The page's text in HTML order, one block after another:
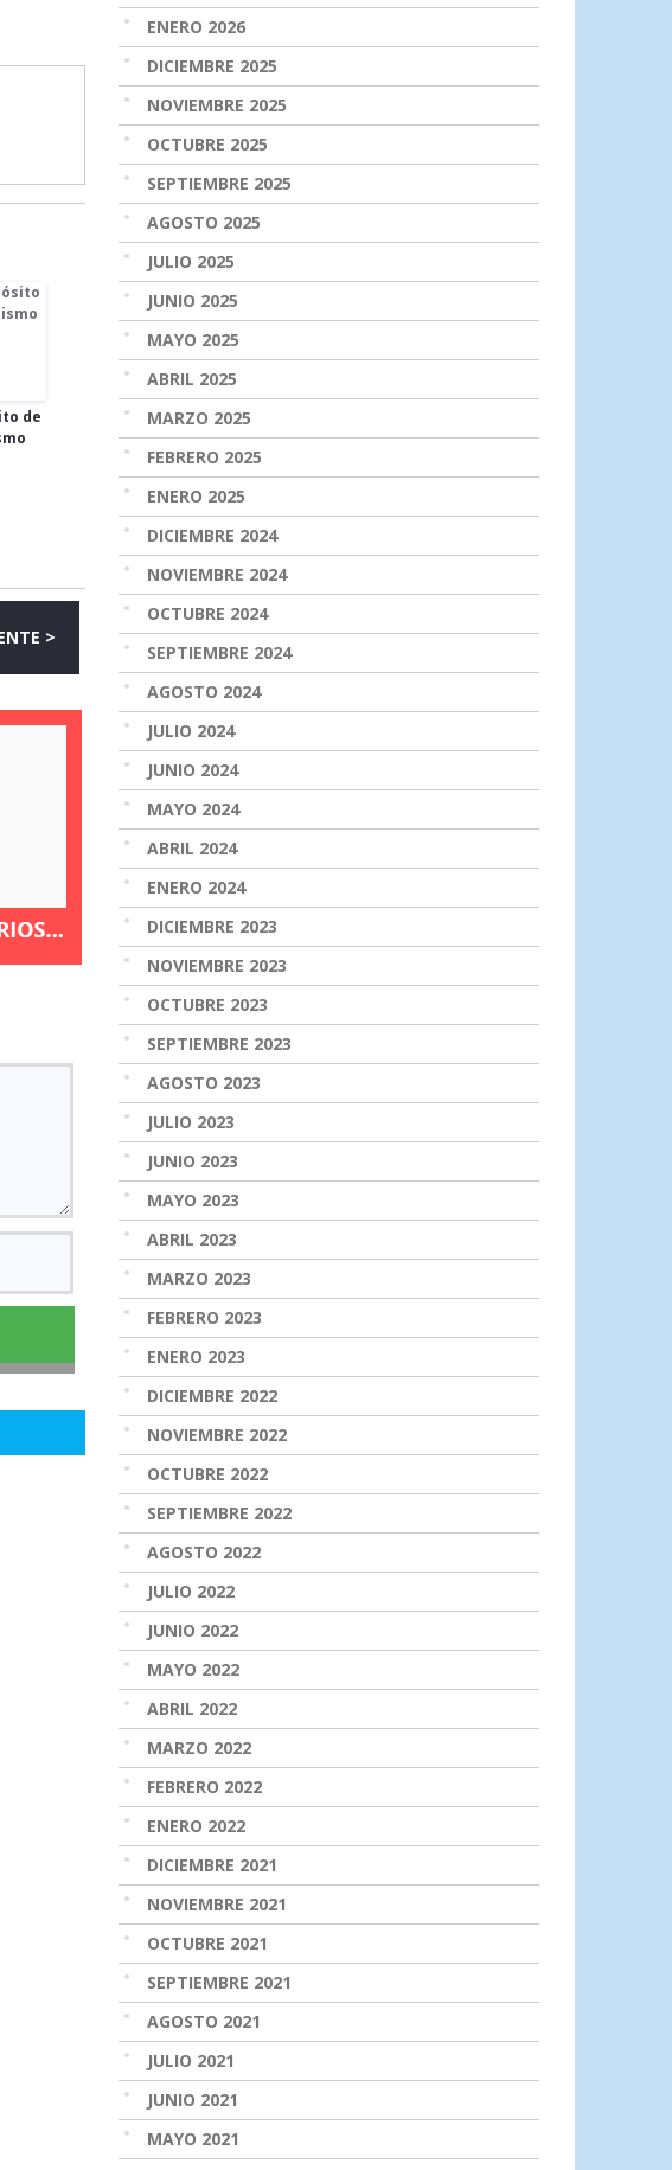
de
>
ENERO 2026
DICIEMBRE 2025
NOVIEMBRE 2025
OCTUBRE 2025
SEPTIEMBRE 2025
AGOSTO 2025
JULIO 2025
JUNIO 2025
MAYO 2025
ABRIL 2025
MARZO 2025
FEBRERO 2025
ENERO 2025
DICIEMBRE 2024
NOVIEMBRE 2024
OCTUBRE 2024
SEPTIEMBRE 2024
AGOSTO 2024
JULIO 2024
JUNIO 2024
MAYO 2024
ABRIL 2024
ENERO 2024
DICIEMBRE 2023
NOVIEMBRE 2023
OCTUBRE 2023
SEPTIEMBRE 2023
AGOSTO 2023
JULIO 2023
JUNIO 2023
MAYO 2023
ABRIL 2023
MARZO 2023
FEBRERO 2023
ENERO 2023
DICIEMBRE 2022
NOVIEMBRE 2022
OCTUBRE 2022
SEPTIEMBRE 2022
AGOSTO 2022
JULIO 2022
JUNIO 2022
MAYO 2022
ABRIL 2022
MARZO 2022
FEBRERO 2022
ENERO 2022
DICIEMBRE 2021
NOVIEMBRE 2021
OCTUBRE 2021
SEPTIEMBRE 2021
AGOSTO 2021
JULIO 2021
JUNIO 2021
MAYO 2021